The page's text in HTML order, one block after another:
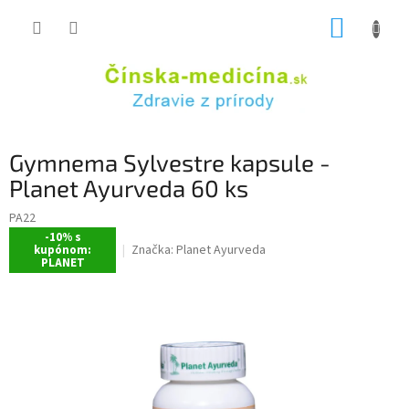
Gymnema Sylvestre kapsule -
Planet Ayurveda 60 ks
PA22
-10% s
kupónom:
PLANET
Značka: Planet Ayurveda